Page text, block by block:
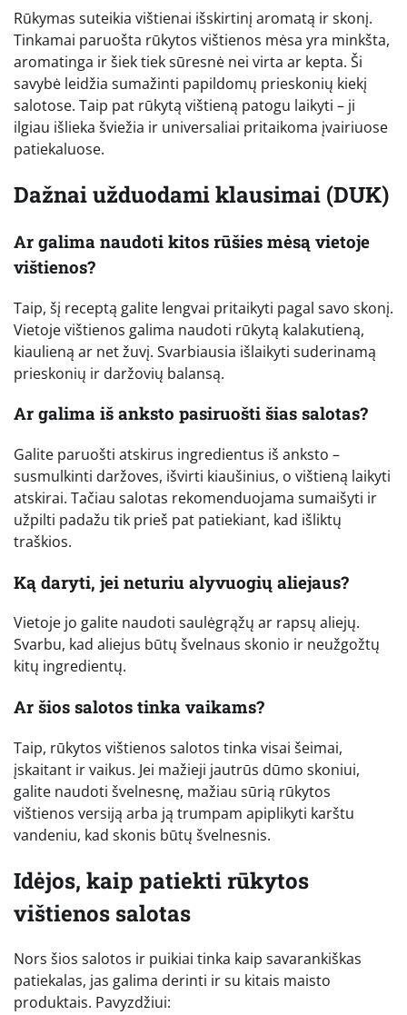
Rūkymas suteikia vištienai išskirtinį aromatą ir skonį.
Tinkamai paruošta rūkytos vištienos mėsa yra minkšta,
aromatinga ir šiek tiek sūresnė nei virta ar kepta. Ši
savybė leidžia sumažinti papildomų prieskonių kiekį
salotose. Taip pat rūkytą vištieną patogu laikyti – ji
ilgiau išlieka šviežia ir universaliai pritaikoma įvairiuose
patiekaluose.
Dažnai užduodami klausimai (DUK)
Ar galima naudoti kitos rūšies mėsą vietoje
vištienos?
Taip, šį receptą galite lengvai pritaikyti pagal savo skonį.
Vietoje vištienos galima naudoti rūkytą kalakutieną,
kiaulieną ar net žuvį. Svarbiausia išlaikyti suderinamą
prieskonių ir daržovių balansą.
Ar galima iš anksto pasiruošti šias salotas?
Galite paruošti atskirus ingredientus iš anksto –
susmulkinti daržoves, išvirti kiaušinius, o vištieną laikyti
atskirai. Tačiau salotas rekomenduojama sumaišyti ir
užpilti padažu tik prieš pat patiekiant, kad išliktų
traškios.
Ką daryti, jei neturiu alyvuogių aliejaus?
Vietoje jo galite naudoti saulėgrąžų ar rapsų aliejų.
Svarbu, kad aliejus būtų švelnaus skonio ir neužgožtų
kitų ingredientų.
Ar šios salotos tinka vaikams?
Taip, rūkytos vištienos salotos tinka visai šeimai,
įskaitant ir vaikus. Jei mažieji jautrūs dūmo skoniui,
galite naudoti švelnesnę, mažiau sūrią rūkytos
vištienos versiją arba ją trumpam apiplikyti karštu
vandeniu, kad skonis būtų švelnesnis.
Idėjos, kaip patiekti rūkytos
vištienos salotas
Nors šios salotos ir puikiai tinka kaip savarankiškas
patiekalas, jas galima derinti ir su kitais maisto
produktais. Pavyzdžiui: